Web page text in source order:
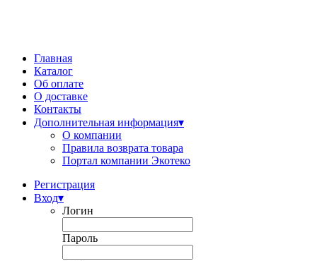
Главная
Каталог
Об оплате
О доставке
Контакты
Дополнительная информация▾
О компании
Правила возврата товара
Портал компании Экотеко
Регистрация
Вход▾
Логин
Пароль